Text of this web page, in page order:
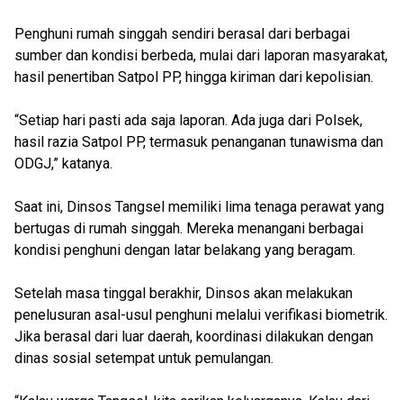
Penghuni rumah singgah sendiri berasal dari berbagai
sumber dan kondisi berbeda, mulai dari laporan masyarakat,
hasil penertiban Satpol PP, hingga kiriman dari kepolisian.
“Setiap hari pasti ada saja laporan. Ada juga dari Polsek,
hasil razia Satpol PP, termasuk penanganan tunawisma dan
ODGJ,” katanya.
Saat ini, Dinsos Tangsel memiliki lima tenaga perawat yang
bertugas di rumah singgah. Mereka menangani berbagai
kondisi penghuni dengan latar belakang yang beragam.
Setelah masa tinggal berakhir, Dinsos akan melakukan
penelusuran asal-usul penghuni melalui verifikasi biometrik.
Jika berasal dari luar daerah, koordinasi dilakukan dengan
dinas sosial setempat untuk pemulangan.